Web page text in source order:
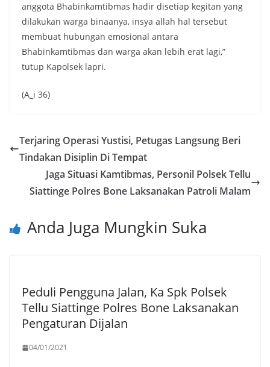
anggota Bhabinkamtibmas hadir disetiap kegitan yang
dilakukan warga binaanya, insya allah hal tersebut
membuat hubungan emosional antara
Bhabinkamtibmas dan warga akan lebih erat lagi,”
tutup Kapolsek lapri.
(A_i 36)
Terjaring Operasi Yustisi, Petugas Langsung Beri
Tindakan Disiplin Di Tempat
Jaga Situasi Kamtibmas, Personil Polsek Tellu
Siattinge Polres Bone Laksanakan Patroli Malam
Anda Juga Mungkin Suka
Peduli Pengguna Jalan, Ka Spk Polsek
Tellu Siattinge Polres Bone Laksanakan
Pengaturan Dijalan
04/01/2021